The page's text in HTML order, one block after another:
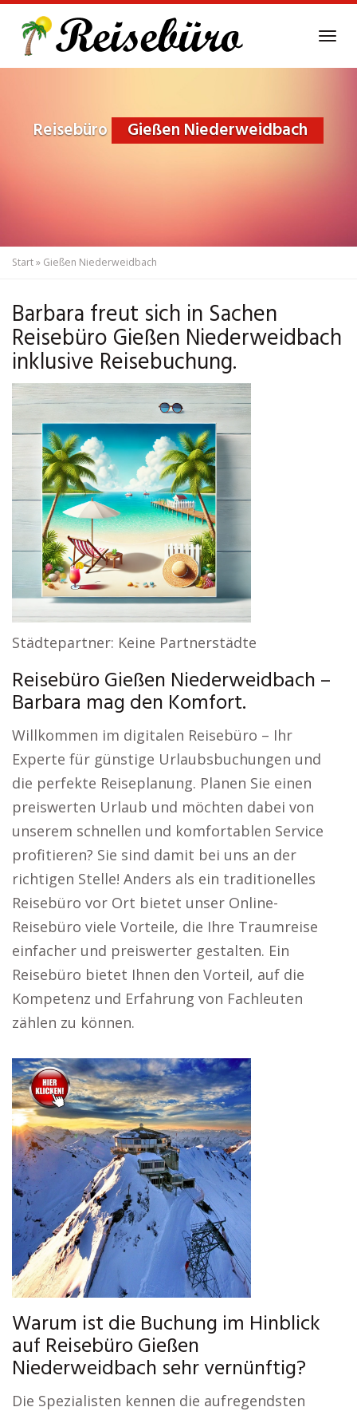
main
Reisebüro Gießen Niederweidbach
Start» Gießen Niederweidbach
Barbara freut sich in Sachen
Reisebüro Gießen Niederweidbach
inklusive Reisebuchung.
Städtepartner: Keine Partnerstädte
Reisebüro Gießen Niederweidbach –
Barbara mag den Komfort.
Willkommen im digitalen Reisebüro – Ihr
Experte für günstige Urlaubsbuchungen und
die perfekte Reiseplanung. Planen Sie einen
preiswerten Urlaub und möchten dabei von
unserem schnellen und komfortablen Service
profitieren? Sie sind damit bei uns an der
richtigen Stelle! Anders als ein traditionelles
Reisebüro vor Ort bietet unser Online-
Reisebüro viele Vorteile, die Ihre Traumreise
einfacher und preiswerter gestalten. Ein
Reisebüro bietet Ihnen den Vorteil, auf die
Kompetenz und Erfahrung von Fachleuten
zählen zu können.
Warum ist die Buchung im Hinblick
auf Reisebüro Gießen
Niederweidbach sehr vernünftig?
Die Spezialisten kennen die aufregendsten